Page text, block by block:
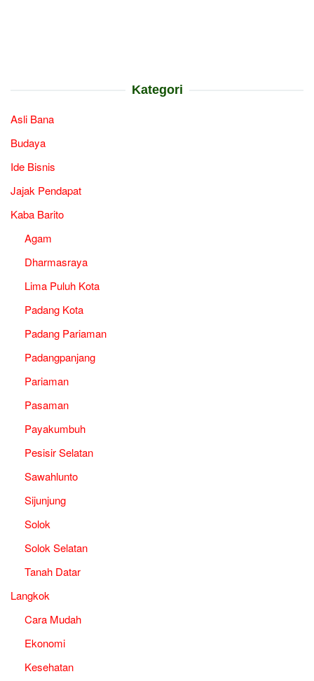
Kategori
Asli Bana
Budaya
Ide Bisnis
Jajak Pendapat
Kaba Barito
Agam
Dharmasraya
Lima Puluh Kota
Padang Kota
Padang Pariaman
Padangpanjang
Pariaman
Pasaman
Payakumbuh
Pesisir Selatan
Sawahlunto
Sijunjung
Solok
Solok Selatan
Tanah Datar
Langkok
Cara Mudah
Ekonomi
Kesehatan